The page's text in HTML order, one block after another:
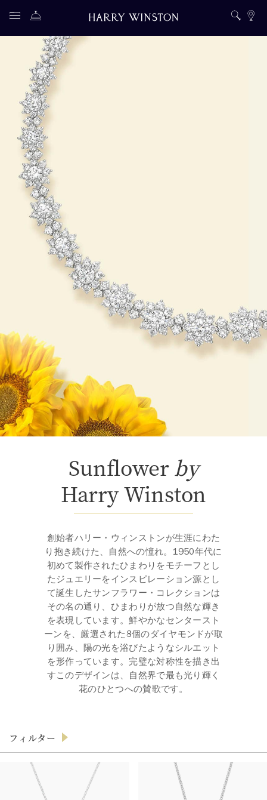
Sunflowerby
Harry Winston
創始者ハリー・ウィンストンが生涯にわた
り抱き続けた、自然への憧れ。1950年代に
初めて製作されたひまわりをモチーフとし
たジュエリーをインスピレーション源とし
て誕生したサンフラワー・コレクションは
その名の通り、ひまわりが放つ自然な輝き
を表現しています。鮮やかなセンタースト
ーンを、厳選された8個のダイヤモンドが取
り囲み、陽の光を浴びたようなシルエット
を形作っています。完璧な対称性を描き出
すこのデザインは、自然界で最も光り輝く
花のひとつへの賛歌です。
アイテム
フィルター